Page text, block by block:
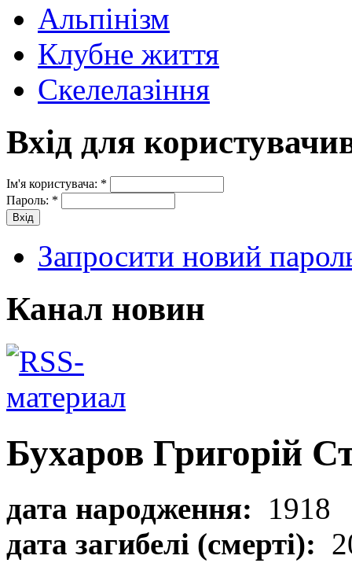
Альпінізм
Клубне життя
Скелелазіння
Вхід для
Ім'я користувача: *
Пароль: *
Запросити новий
Канал новин
Бухаров Григорій
дата народження:
1918
дата загибелі (смерті):